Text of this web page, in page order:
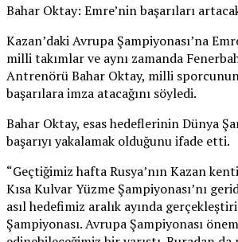
Bahar Oktay: Emre’nin başarıları
Kazan’daki Avrupa Şampiyonası’na
milli takımlar ve aynı zamanda
Antrenörü Bahar Oktay, milli
başarılara imza atacağını söyledi.
Bahar Oktay, esas hedeflerinin Dünya
başarıyı yakalamak olduğunu ifade etti.
“Geçtiğimiz hafta Rusya’nın Kazan
Kısa Kulvar Yüzme Şampiyonası’nı
asıl hedefimiz aralık ayında
Şampiyonası. Avrupa Şampiyonası